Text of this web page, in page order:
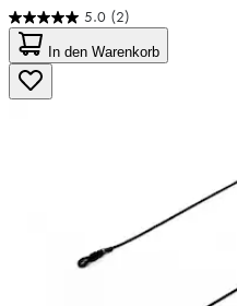
5.0 (2)
5.0
von
5
Sternen.
2
In den Warenkorb